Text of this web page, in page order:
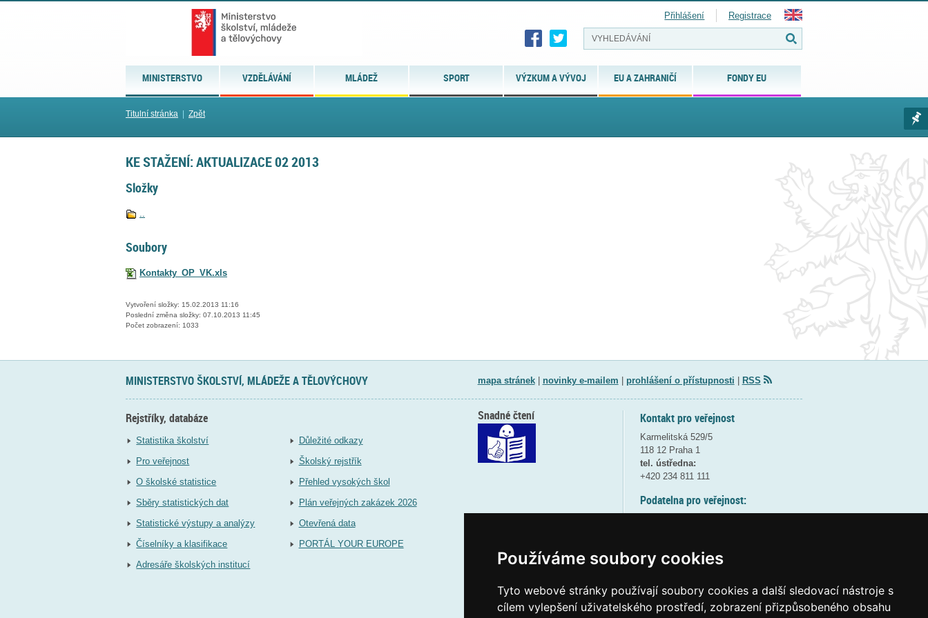
Používáme soubory cookies
Tyto webové stránky používají soubory cookies a další sledovací nástroje s
cílem vylepšení uživatelského prostředí, zobrazení přizpůsobeného obsahu
MINISTERSTVO VZDĚLÁVÁNÍ MLÁDEŽ SPORT VÝZKUM A VÝVOJ EU A ZAHRANIČÍ FONDY EU
Přihlášení Registrace
Titulní stránka Zpět
KE STAŽENÍ: AKTUALIZACE 02 2013
Složky
..
Soubory
Kontakty_OP_VK.xls
Vytvoření složky: 15.02.2013 11:16
Poslední změna složky: 07.10.2013 11:45
Počet zobrazení: 1033
MINISTERSTVO ŠKOLSTVÍ, MLÁDEŽE A TĚLOVÝCHOVY mapa stránek| novinky e-mailem prohlášení o přístupnosti RSS
Rejstříky, databáze
Statistika školství
Pro veřejnost
O školské statistice
Sběry statistických dat
Statistické výstupy a analýzy
Číselníky a klasifikace
Adresáře školských institucí
Důležité odkazy
Školský rejstřík
Přehled vysokých škol
Plán veřejných zakázek 2026
Otevřená data
PORTÁL YOUR EUROPE
Kontakt pro veřejnost
Karmelitská 529/5
118 12 Praha 1
tel. ústředna:
+420 234 811 111
Podatelna pro veřejnost:
(více informací
Elektronická podatelna:
Snadné čtení